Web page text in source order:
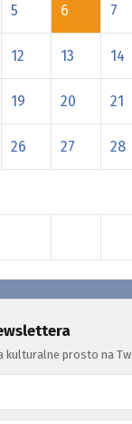
5 6 7
12 13 14
19 20 21
26 27 28
kulturalne prosto na